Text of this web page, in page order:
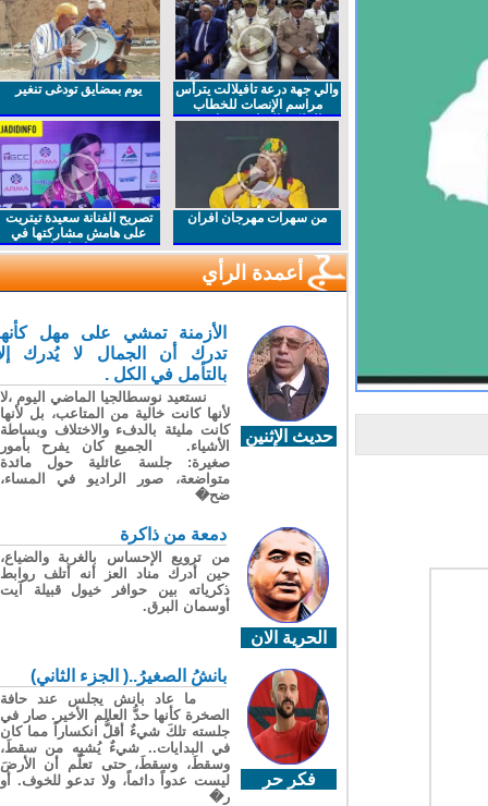
والي جهة درعة تافيلالت يترأس
مراسم الإنصات للخطاب
الملكي السامي بمناسبة
يوم بمضايق تودغى تنغير
من سهرات مهرجان افران
تصريح الفنانة سعيدة تيتريت
على هامش مشاركتها في
مهرجان افران
أعمدة الرأي
حديث الإثنين
الأزمنة تمشي على مهل كأنها
تدرك أن الجمال لا يُدرك إلا
بالتأمل في الكل .
نستعيد نوسطالجيا الماضي اليوم ،لا
لأنها كانت خالية من المتاعب، بل لأنها
كانت مليئة بالدفء والاختلاف وبساطة
الأشياء. الجميع كان يفرح بأمور
صغيرة: جلسة عائلية حول مائدة
متواضعة، صور الراديو في المساء،
ضح�
الحرية الان
دمعة من ذاكرة
من ترويع الإحساس بالغربة والضياع،
حين أدرك مناد العز أنه أتلف روابط
ذكرياته بين حوافر خيول قبيلة آيت
أوسمان البرق.
فكر حر
بانشُ الصغيرُ..( الجزء الثاني)
ما عاد بانش يجلس عند حافة
الصخرة كأنها حدُّ العالم الأخير. صار في
جلسته تلكَ شيءٌ أقلُّ انكساراً مما كان
في البدايات.. شيءٌ يُشبِه من سقطَ،
وسقطَ، وسقطَ، حتى تعلّم أن الأرضَ
ليست عدواً دائماً، ولا تدعو للخوف. أو
ر�